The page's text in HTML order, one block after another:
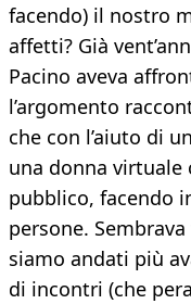
facendo) il nostro
affetti? Già
Pacino aveva
l’argomento
che con l’aiuto di
una donna virtuale
pubblico, facendo
persone.
siamo andati più
di incontri (che